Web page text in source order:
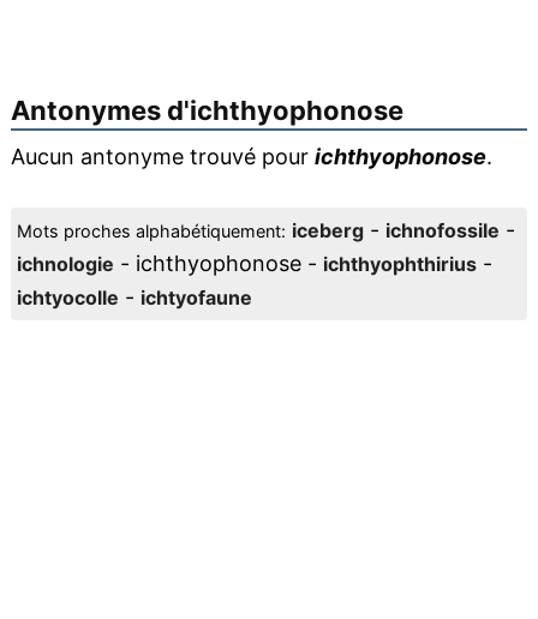
Antonymes d'ichthyophonose
Aucun antonyme trouvé pour ichthyophonose.
Mots proches alphabétiquement: iceberg- ichnofossile -
ichnologie - ichthyophonose - ichthyophthirius-
ichtyocolle - ichtyofaune